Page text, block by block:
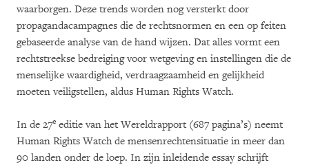
waarborgen. Deze trends worden nog versterkt door
propagandacampagnes die de rechtsnormen en een op feiten
gebaseerde analyse van de hand wijzen. Dat alles vormt een
rechtstreekse bedreiging voor wetgeving en instellingen die de
menselijke waardigheid, verdraagzaamheid en gelijkheid
moeten veiligstellen, aldus Human Rights Watch.
In de 27e editie van het Wereldrapport (687 pagina’s) neemt
Human Rights Watch de mensenrechtensituatie in meer dan
90 landen onder de loep. In zijn inleidende essay schrijft